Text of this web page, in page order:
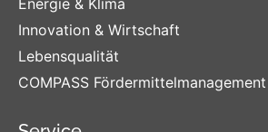
Energie & Klima
Innovation & Wirtschaft
Lebensqualität
COMPASS Fördermittelmanagement